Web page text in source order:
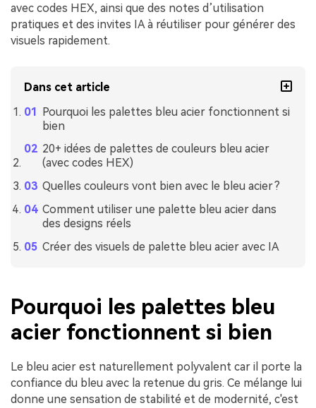
avec codes HEX, ainsi que des notes d’utilisation
pratiques et des invites IA à réutiliser pour générer des
visuels rapidement.
Dans cet article
Pourquoi les palettes bleu acier fonctionnent si
bien
20+ idées de palettes de couleurs bleu acier
(avec codes HEX)
Quelles couleurs vont bien avec le bleu acier ?
Comment utiliser une palette bleu acier dans
des designs réels
Créer des visuels de palette bleu acier avec IA
Pourquoi les palettes bleu
acier fonctionnent si bien
Le bleu acier est naturellement polyvalent car il porte la
confiance du bleu avec la retenue du gris. Ce mélange lui
donne une sensation de stabilité et de modernité, c'est